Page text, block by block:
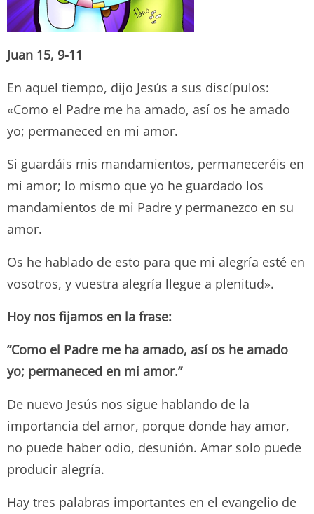
Juan 15, 9-11
En aquel tiempo, dijo Jesús a sus discípulos:
«Como el Padre me ha amado, así os he amado
yo; permaneced en mi amor.
Si guardáis mis mandamientos, permaneceréis en
mi amor; lo mismo que yo he guardado los
mandamientos de mi Padre y permanezco en su
amor.
Os he hablado de esto para que mi alegría esté en
vosotros, y vuestra alegría llegue a plenitud».
Hoy nos fijamos en la frase:
”Como el Padre me ha amado, así os he amado
yo; permaneced en mi amor.”
De nuevo Jesús nos sigue hablando de la
importancia del amor, porque donde hay amor,
no puede haber odio, desunión. Amar solo puede
producir alegría.
Hay tres palabras importantes en el evangelio de